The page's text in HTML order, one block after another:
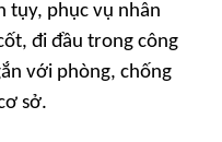
tụy, phục vụ nhân
đi đầu trong công
với phòng, chống
sở.